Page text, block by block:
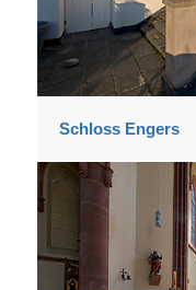
Schloss Engers